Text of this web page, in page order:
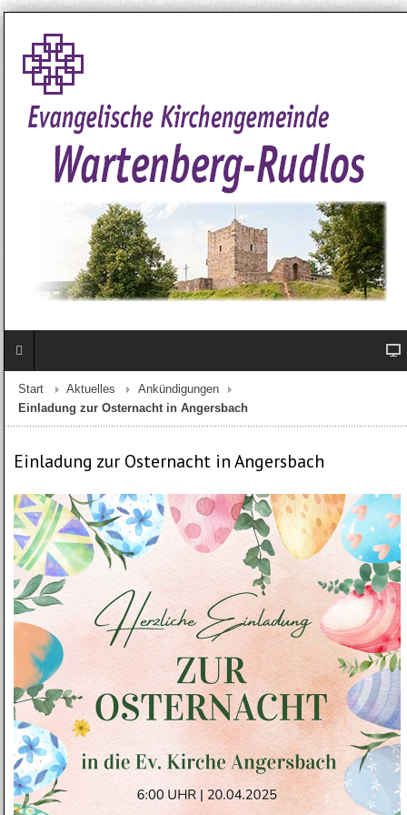
Start Aktuelles
Ankündigungen
Einladung zur Osternacht in Angersbach
Einladung zur Osternacht in Angersbach